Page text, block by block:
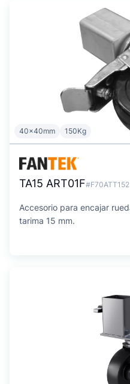
40x40mm 150Kg
TA15 ART01F#F70ATT152
Accesorio para encajar
tarima 15 mm.